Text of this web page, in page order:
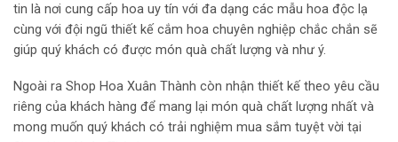
tin là nơi cung cấp hoa uy tín với đa dạng các mẫu hoa độc lạ
cùng với đội ngũ thiết kế cắm hoa chuyên nghiệp chắc chắn sẽ
giúp quý khách có được món quà chất lượng và như ý.
Ngoài ra Shop Hoa Xuân Thành còn nhận thiết kế theo yêu cầu
riêng của khách hàng để mang lại món quà chất lượng nhất và
mong muốn quý khách có trải nghiệm mua sắm tuyệt vời tại